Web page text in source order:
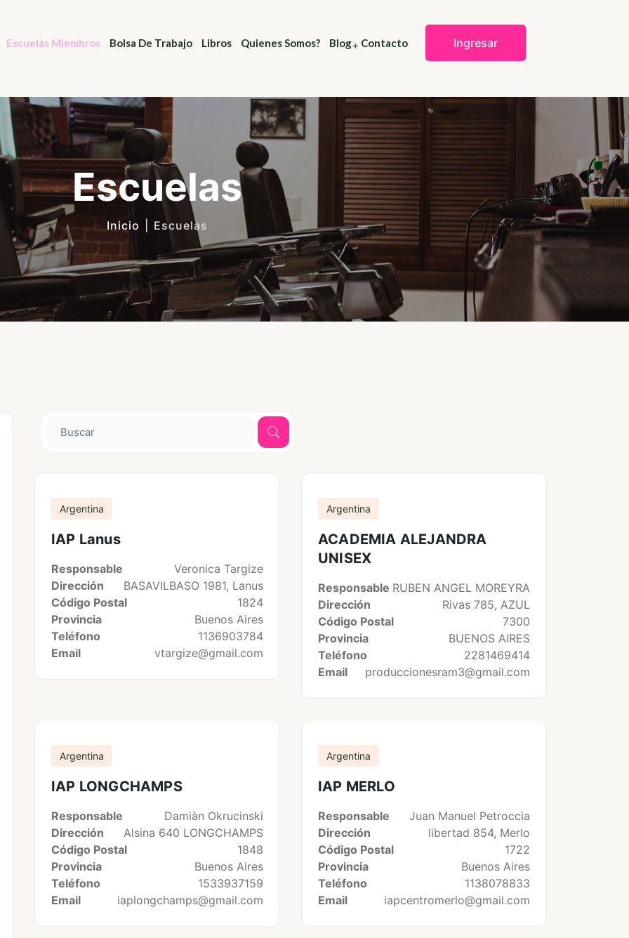
Escuelas Miembros Bolsa De Trabajo Libros Quienes Somos? Blog Contacto Ingresar
Escuelas
Inicio Escuelas
Argentina
IAP Lanus
Responsable
Veronica Targize
Dirección
BASAVILBASO 1981, Lanus
Código Postal
1824
Provincia
Buenos Aires
Teléfono
1136903784
Email
vtargize@gmail.com
Argentina
ACADEMIA ALEJANDRA
UNISEX
Responsable RUBEN ANGEL MOREYRA
Dirección
Rivas 785, AZUL
Código Postal
7300
Provincia
BUENOS AIRES
Teléfono
2281469414
Email
produccionesram3@gmail.com
Argentina
IAP LONGCHAMPS
Responsable
Damiàn Okrucinski
Dirección
Alsina 640 LONGCHAMPS
Código Postal
1848
Provincia
Buenos Aires
Teléfono
1533937159
Email
iaplongchamps@gmail.com
Argentina
IAP MERLO
Responsable
Juan Manuel Petroccia
Dirección
libertad 854, Merlo
Código Postal
1722
Provincia
Buenos Aires
Teléfono
1138078833
Email
iapcentromerlo@gmail.com